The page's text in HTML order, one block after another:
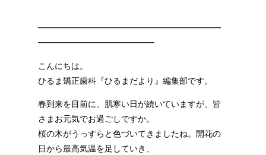
━━━━━━━━━━━━━━━━━━━━━━
━━━━━━━━━━━━━━
こんにちは。
ひるま矯正歯科『ひるまだより』編集部です。
春到来を目前に、肌寒い日が続いていますが、皆
さまお元気でお過ごしですか。
桜の木がうっすらと色づいてきましたね。開花の
日から最高気温を足していき、